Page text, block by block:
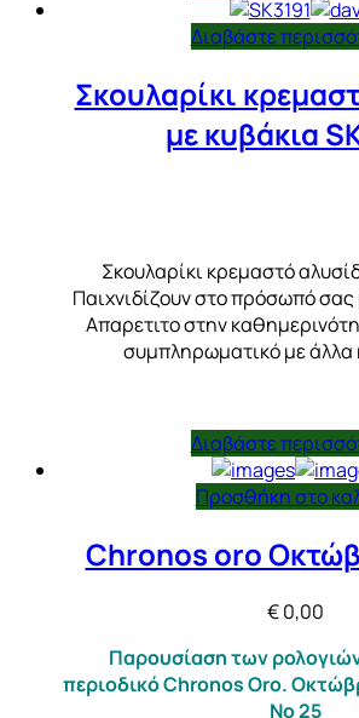
Διαβάστε
Σκουλαρίκι
με κυβάκια
Σκουλαρίκι κρεμαστό
Παιχνιδίζουν στο πρόσωπό
Απαρετιτο στην
συμπληρωματικό με
Διαβάστε
Προσθήκη στο
Chronos oro
€0,00
Παρουσίαση των
περιοδικό Chronos Oro.
Νο 25